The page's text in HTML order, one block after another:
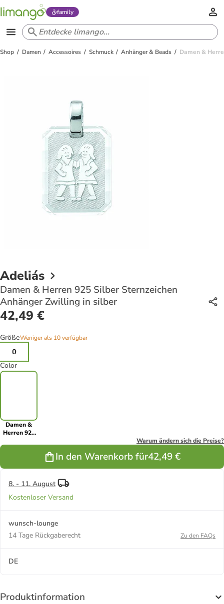
family
Shop Damen Accessoires Schmuck Anhänger & Beads Damen &
Adeliás
Damen & Herren 925 Silber Sternzeichen
Anhänger Zwilling in silber
42,49 €
GrößeWeniger als 10 verfügbar
0
Color
Damen &
Herren 925
Sternzeichen
Warum ändern sich die Preise?
In den Warenkorb für42,49 €
8. - 11. August
Kostenloser Versand
wunsch-lounge
14 Tage Rückgaberecht
Zu den FAQs
DE
Produktinformation